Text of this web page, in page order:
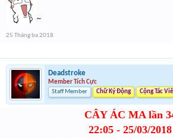
~
25 Tháng ba 2018
Deadstroke
Member Tích Cực
Staff Member
Chữ Ký Động Cộng Tác
CÂY ÁC MA lần
22:05 - 25/03/2018